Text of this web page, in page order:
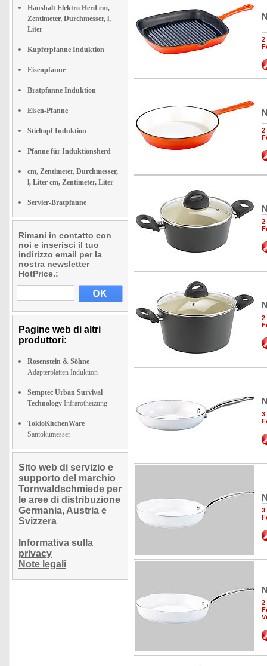
Haushalt Elektro Herd cm,
Zentimeter, Durchmesser, l,
Liter
Kupferpfanne Induktion
Eisenpfanne
Bratpfanne Induktion
Eisen-Pfanne
Stieltopf Induktion
Pfanne für Induktionsherd
cm, Zentimeter, Durchmesser,
l, Liter cm, Zentimeter, Liter
Servier-Bratpfanne
Rimani in contatto con
noi e inserisci il tuo
indirizzo email per la
nostra newsletter
HotPrice.:
Pagine web di altri
produttori:
Rosenstein & Söhne
Adapterplatten Induktion
Semptec Urban Survival
Technology Infrarotheizung
TokioKitchenWare
Santokumesser
Sito web di servizio e
supporto del marchio
Tornwaldschmiede per
le aree di distribuzione
Germania, Austria e
Svizzera
Informativa sulla
privacy
Note legali
2
2
2
2
3
3
2